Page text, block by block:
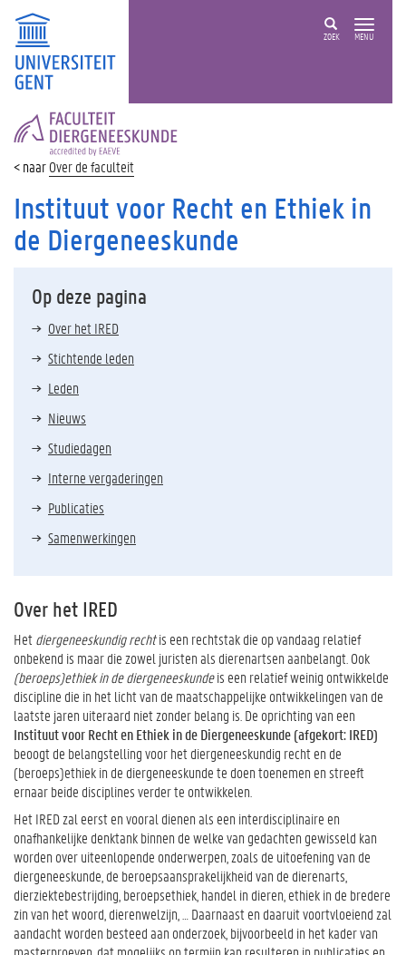
ZOEK MENU
FACULTEIT
DIERGENEESKUNDE
Over de faculteit
Instituut voor Recht en Ethiek in
de Diergeneeskunde
Op deze pagina
Over het IRED
Stichtende leden
Leden
Nieuws
Studiedagen
Interne vergaderingen
Publicaties
Samenwerkingen
Over het IRED
Hetdiergeneeskundig rechtis een rechtstak die op vandaag relatief
onbekend is maar die zowel juristen als dierenartsen aanbelangt. Ook
(beroeps)ethiek in de diergeneeskundeis een relatief weinig ontwikkelde
discipline die in het licht van de maatschappelijke ontwikkelingen van de
laatste jaren uiteraard niet zonder belang is. De oprichting van een
Instituut voor Recht en Ethiek in de Diergeneeskunde(afgekort: IRED)
beoogt de belangstelling voor het diergeneeskundig recht en de
(beroeps)ethiek in de diergeneeskunde te doen toenemen en streeft
ernaar beide disciplines verder te ontwikkelen.
Het IRED zal eerst en vooral dienen als een interdisciplinaire en
onafhankelijke denktank binnen de welke van gedachten gewisseld kan
worden over uiteenlopende onderwerpen, zoals de uitoefening van de
diergeneeskunde, de beroepsaansprakelijkheid van de dierenarts,
dierziektebestrijding, beroepsethiek, handel in dieren, ethiek in de bredere
zin van het woord, dierenwelzijn, … Daarnaast en daaruit voortvloeiend zal
aandacht worden besteed aan onderzoek, bijvoorbeeld in het kader van